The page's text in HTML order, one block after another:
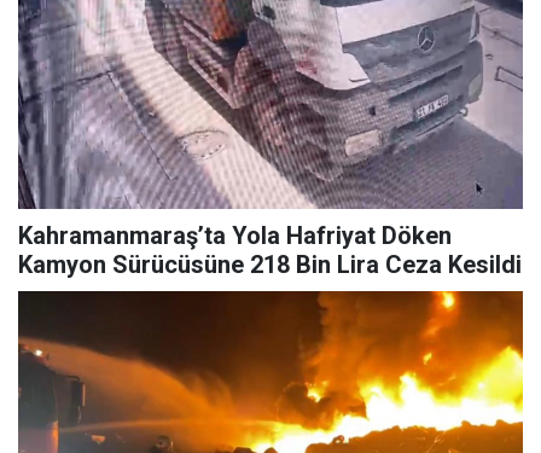
Kahramanmaraş’ta Yola Hafriyat Döken
Kamyon Sürücüsüne 218 Bin Lira Ceza Kesildi